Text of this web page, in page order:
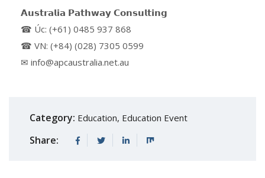
𝗔𝘂𝘀𝘁𝗿𝗮𝗹𝗶𝗮 𝗣𝗮𝘁𝗵𝘄𝗮𝘆 𝗖𝗼𝗻𝘀𝘂𝗹𝘁𝗶𝗻𝗴
☎ Úc: (+61) 0485 937 868
☎ VN: (+84) (028) 7305 0599
✉ info@apcaustralia.net.au
Category: Education, Education Event
Share: